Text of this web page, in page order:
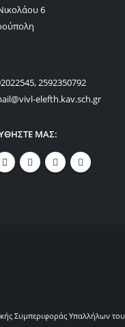
6
2592350792
elefth.kav.sch.gr
ΜΑΣ:
Συμπεριφοράς Υπαλλήλων του